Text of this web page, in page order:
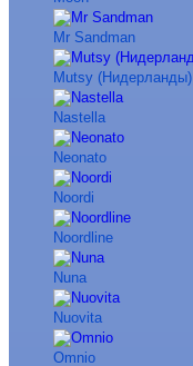
Mr Sandman
Mutsy (Нидерланды)
Nastella
Neonato
Noordi
Noordline
Nuna
Nuovita
Omnio